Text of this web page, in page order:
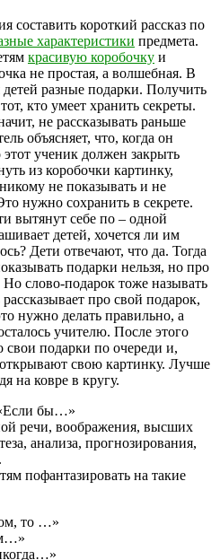
составить короткий рассказ по
характеристики предмета.
красивую коробочку и
не простая, а волшебная. В
разные подарки. Получить
кто умеет хранить секреты.
не рассказывать раньше
объясняет, что, когда он
ученик должен закрыть
из коробочки картинку,
не показывать и не
нужно сохранить в секрете.
вытянут себе по – одной
детей, хочется ли им
Дети отвечают, что да. Тогда
подарки нельзя, но про
слово-подарок тоже называть
про свой подарок,
нужно делать правильно, а
учителю. После этого
свои подарки по очереди и,
открывают свою картинку. Лучше
на ковре в кругу.
бы…»
речи, воображения, высших
анализа, прогнозирования,
пофантазировать на такие
то …»